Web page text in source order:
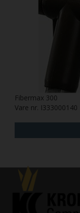
Fibermax 300
Vare nr. I333000140